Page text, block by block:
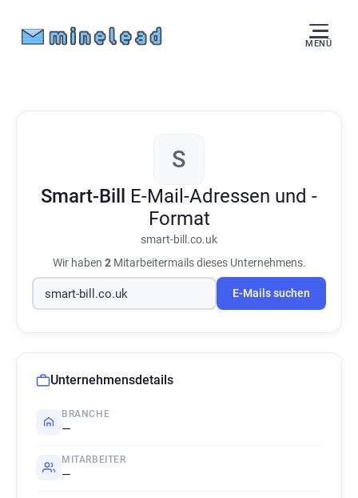
MENÜ
S
Smart-Bill E-Mail-Adressen und -
Format
smart-bill.co.uk
Wir haben 2Mitarbeitermails dieses Unternehmens.
E-Mails suchen
Unternehmensdetails
BRANCHE
—
MITARBEITER
—